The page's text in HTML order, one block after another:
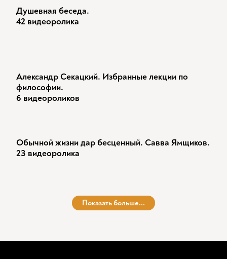
Душевная беседа.
42 видеоролика
Александр Секацкий. Избранные лекции по
философии.
6 видеороликов
Обычной жизни дар бесценный. Савва Ямщиков.
23 видеоролика
Показать больше...